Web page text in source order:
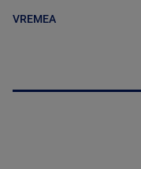
VREMEA